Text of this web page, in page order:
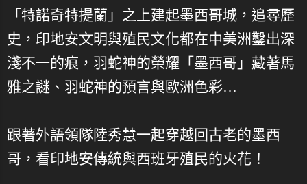
「特諾奇特提蘭」之上建起墨西哥城，追尋歷
史，印地安文明與殖民文化都在中美洲鑿出深
淺不一的痕，羽蛇神的榮耀「墨西哥」藏著馬
雅之謎、羽蛇神的預言與歐洲色彩…
跟著外語領隊陸秀慧一起穿越回古老的墨西
哥，看印地安傳統與西班牙殖民的火花！